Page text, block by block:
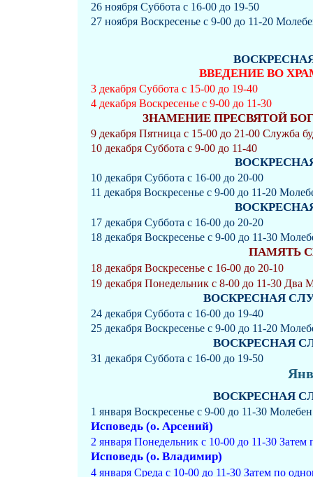
26 ноября Суббота с 16-00 до 19-50
27 ноября Воскресенье с 9-00 до 11-20
ВВЕДЕНИЕ ВО
3 декабря Суббота с 15-00 до 19-40
4 декабря Воскресенье с 9-00 до 11-30
ЗНАМЕНИЕ ПРЕСВЯТОЙ
9 декабря Пятница с 15-00 до 21-00 Служба
10 декабря Суббота с 9-00 до 11-40
10 декабря Суббота с 16-00 до 20-00
11 декабря Воскресенье с 9-00 до 11-20
17 декабря Суббота с 16-00 до 20-20
18 декабря Воскресенье с 9-00 до 11-30
ПАМЯТЬ
18 декабря Воскресенье с 16-00 до 20-10
19 декабря Понедельник с 8-00 до 11-30 Два
ВОСКРЕСНАЯ
24 декабря Суббота с 16-00 до 19-40
25 декабря Воскресенье с 9-00 до 11-20
ВОСКРЕСНАЯ
31 декабря Суббота с 16-00 до 19-50
ВОСКРЕСНАЯ
1 января Воскресенье с 9-00 до 11-30
Исповедь (о. Арсений)
2 января Понедельник с 10-00 до 11-30 Затем
Исповедь (о. Владимир)
4 января Среда с 10-00 до 11-30 Затем по